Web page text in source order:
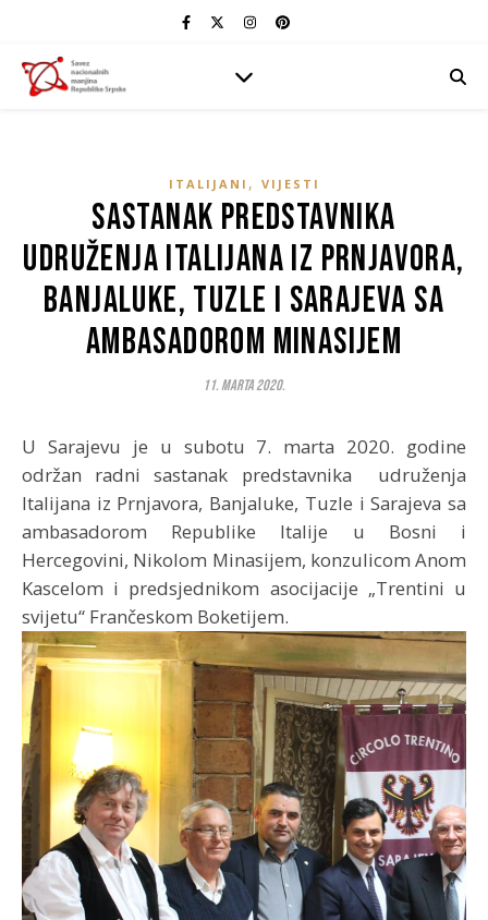
ITALIJANI , VIJESTI
Sastanak predstavnika
udruženja Italijana iz Prnjavora,
Banjaluke, Tuzle i Sarajeva sa
ambasadorom Minasijem
11. Marta 2020.
U Sarajevu je u subotu 7. marta 2020. godine
održan radni sastanak predstavnika udruženja
Italijana iz Prnjavora, Banjaluke, Tuzle i Sarajeva sa
ambasadorom Republike Italije u Bosni i
Hercegovini, Nikolom Minasijem, konzulicom Anom
Kascelom i predsjednikom asocijacije „Trentini u
svijetu“ Frančeskom Boketijem.